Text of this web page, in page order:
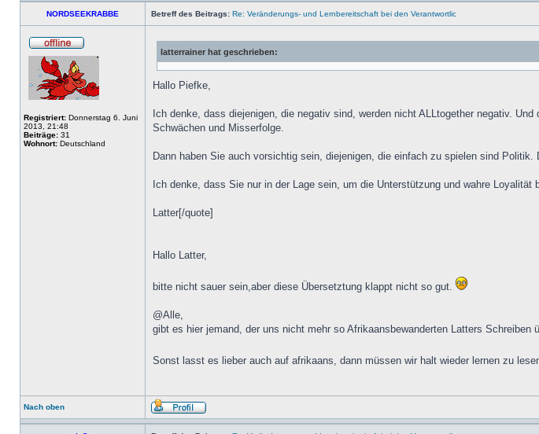
NORDSEEKRABBE Betreff des Beitrags: Re: Veränderungs- und Lernbereitschaft bei den Verantwortlic
Registriert: Donnerstag 6. Juni
2013, 21:48
Beiträge: 31
Wohnort: Deutschland
latterrainer hat geschrieben:
Hallo Piefke,
Ich denke, dass diejenigen, die negativ sind, werden nicht ALLtogether negativ.
Schwächen und Misserfolge.
Dann haben Sie auch vorsichtig sein, diejenigen, die einfach zu spielen sind
Ich denke, dass Sie nur in der Lage sein, um die Unterstützung und wahre
Latter[/quote]
Hallo Latter,
bitte nicht sauer sein,aber diese Übersetztung klappt nicht so gut.
@Alle,
gibt es hier jemand, der uns nicht mehr so Afrikaansbewanderten Latters Schreiben
Sonst lasst es lieber auch auf afrikaans, dann müssen wir halt wieder lernen zu
Nach oben